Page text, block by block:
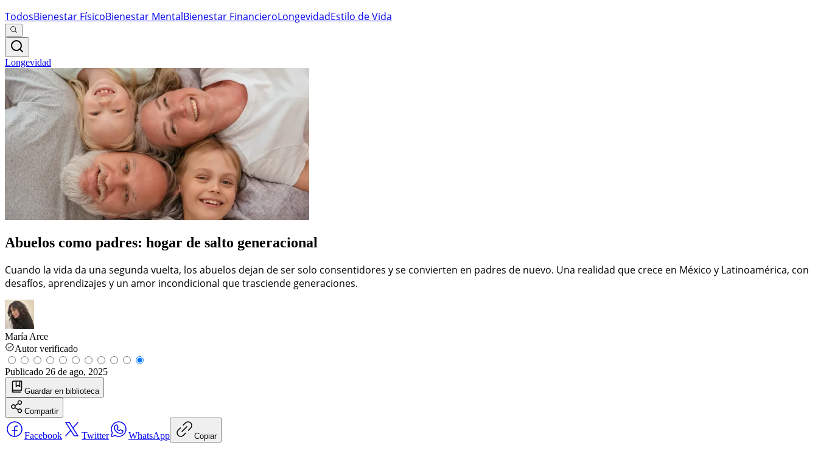
TodosBienestar FísicoBienestar MentalBienestar FinancieroLongevidadEstilo de Vida
Longevidad
Abuelos como padres: hogar de salto generacional
Cuando la vida da una segunda vuelta, los abuelos dejan de ser solo consentidores y se convierten en padres de nuevo. Una realidad que crece en México y Latinoamérica, con
desafíos, aprendizajes y un amor incondicional que trasciende generaciones.
María Arce
Autor verificado
Publicado 26 de ago, 2025
Guardar en biblioteca
Compartir
Facebook Twitter WhatsApp Copiar